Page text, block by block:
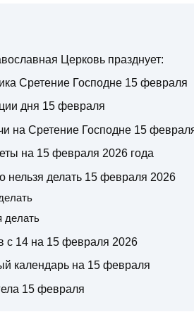
Церковь празднует:
Сретение Господне 15 февраля
дня 15 февраля
на Сретение Господне 15
на 15 февраля 2026 года
нельзя делать 15 февраля 2026
делать
с 14 на 15 февраля 2026
календарь на 15 февраля
15 февраля